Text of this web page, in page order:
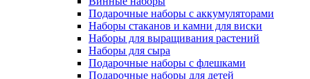
Подарочные наборы с аккумуляторами
Наборы стаканов и камни для виски
Наборы для выращивания растений
Наборы для сыра
Подарочные наборы с флешками
Подарочные наборы для детей